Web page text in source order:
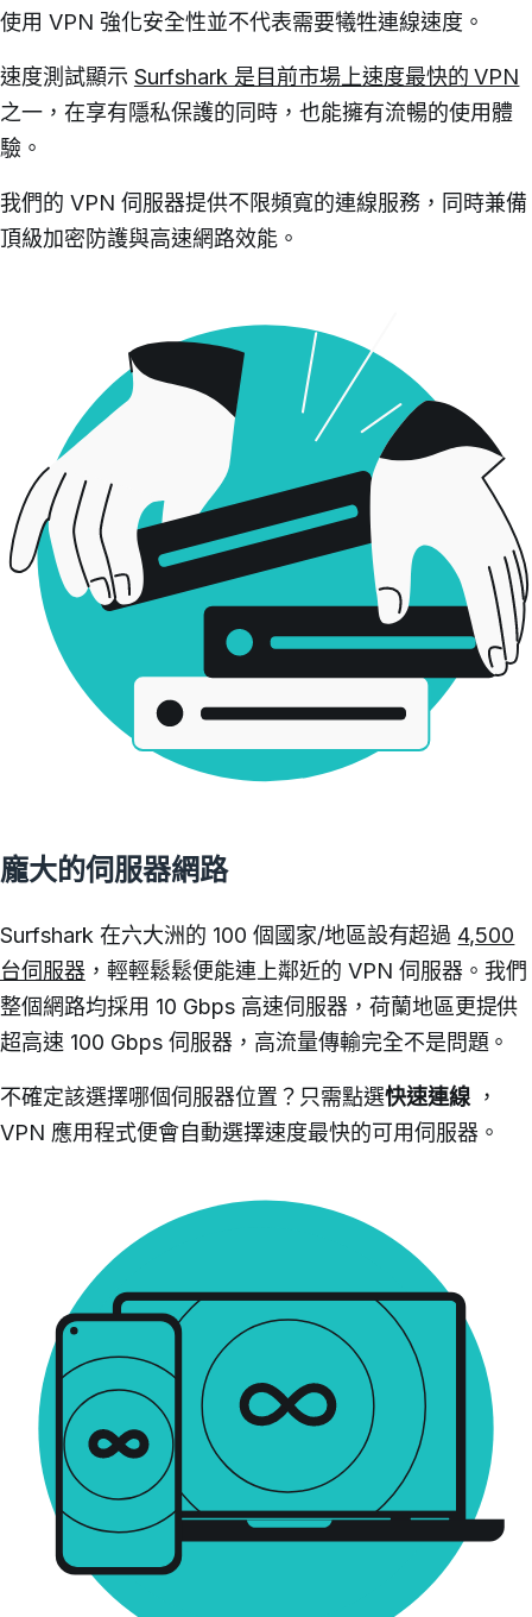
使用 VPN 強化安全性並不代表需要犧牲連線速度。
速度測試顯示 Surfshark 是目前市場上速度最快的 VPN
之一，在享有隱私保護的同時，也能擁有流暢的使用體
驗。
我們的 VPN 伺服器提供不限頻寬的連線服務，同時兼備
頂級加密防護與高速網路效能。
龐大的伺服器網路
Surfshark 在六大洲的 100 個國家/地區設有超過 4,500
台伺服器 ，輕輕鬆鬆便能連上鄰近的 VPN 伺服器。我們
整個網路均採用 10 Gbps 高速伺服器，荷蘭地區更提供
超高速 100 Gbps 伺服器，高流量傳輸完全不是問題。
不確定該選擇哪個伺服器位置？只需點選快速連線 ，
VPN 應用程式便會自動選擇速度最快的可用伺服器。